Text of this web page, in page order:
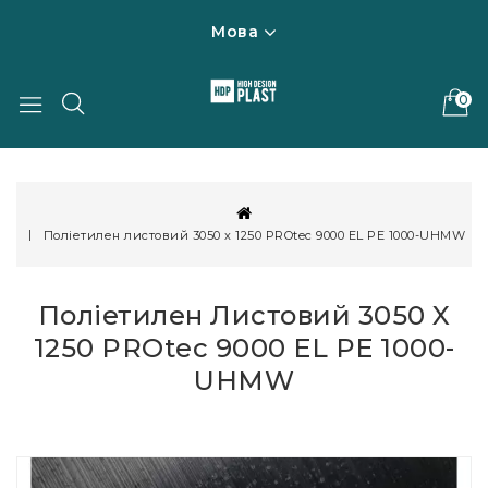
Мова
0
Поліетилен листовий 3050 x 1250 PROtec 9000 EL PE 1000-UHMW
Поліетилен Листовий 3050 X
1250 PROtec 9000 EL PE 1000-
UHMW